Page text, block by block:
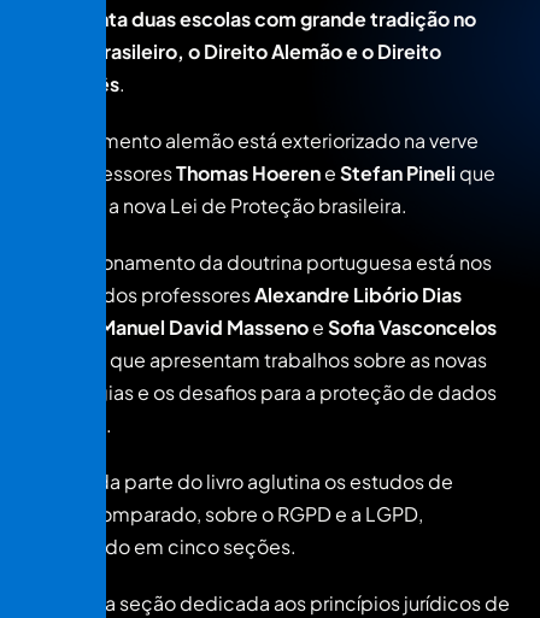
representa duas escolas com grande tradição no
direito brasileiro, o Direito Alemão e o Direito
Português.
O pensamento alemão está exteriorizado na verve
dos professoresThomas HoereneStefan Pineli que
analisam a nova Lei de Proteção brasileira.
O posicionamento da doutrina portuguesa está nos
estudos dos professoresAlexandre Libório Dias
Manuel David MassenoeSofia Vasconcelos
que apresentam trabalhos sobre as novas
tecnologias e os desafios para a proteção de dados
pessoais.
A segunda parte do livro aglutina os estudos de
direito comparado, sobre o RGPD e a LGPD,
estruturado em cinco seções.
A primeira seção dedicada aos princípios jurídicos de